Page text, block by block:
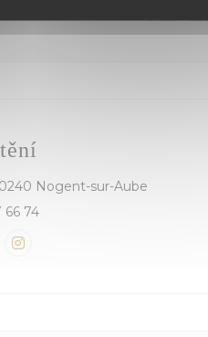
* Pouze
Nogent-sur-Aube
66 74
((otevře se v novém
Instagram ((otevře se v